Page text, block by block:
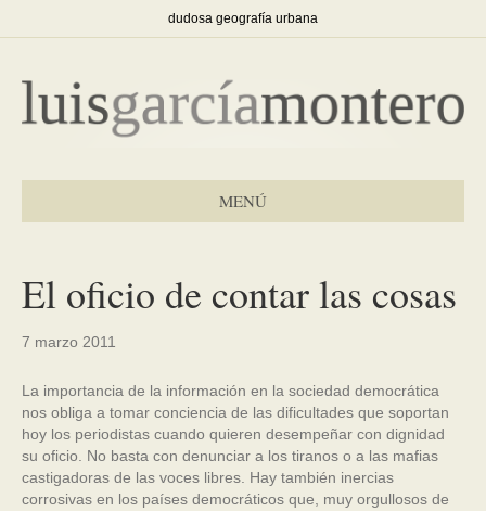
dudosa geografía urbana
MENÚ
El oficio de contar las cosas
7 marzo 2011
La importancia de la información en la sociedad democrática
nos obliga a tomar conciencia de las dificultades que soportan
hoy los periodistas cuando quieren desempeñar con dignidad
su oficio. No basta con denunciar a los tiranos o a las mafias
castigadoras de las voces libres. Hay también inercias
corrosivas en los países democráticos que, muy orgullosos de